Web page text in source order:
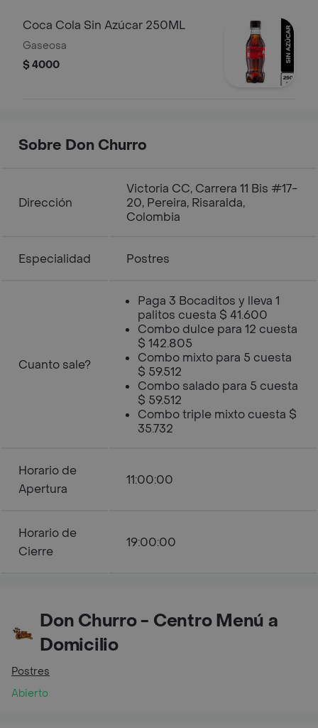
Coca Cola Sin Azúcar 250ML
Gaseosa
$ 4000
Sobre Don Churro
Dirección
Victoria CC, Carrera 11 Bis #17-
20, Pereira, Risaralda,
Colombia
Especialidad Postres
Cuanto sale?
Paga 3 Bocaditos y lleva 1
palitos cuesta $ 41.600
Combo dulce para 12 cuesta
$ 142.805
Combo mixto para 5 cuesta
$ 59.512
Combo salado para 5 cuesta
$ 59.512
Combo triple mixto cuesta $
35.732
Horario de
Apertura
11:00:00
Horario de
Cierre
19:00:00
Don Churro - Centro Menú a
Domicilio
Postres
Abierto